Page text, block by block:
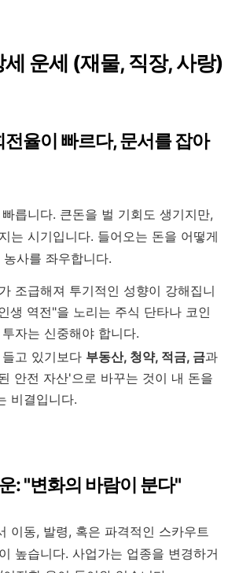
운세 (재물, 직장, 사랑)
전율이 빠르다, 문서를 잡아
릅니다. 큰돈을 벌 기회도 생기지만,
는 시기입니다. 들어오는 돈을 어떻게
사를 좌우합니다.
조급해져 투기적인 성향이 강해집니
생 역전"을 노리는 주식 단타나 코인
자는 신중해야 합니다.
고 있기보다 부동산, 청약, 적금, 금과
안전 자산'으로 바꾸는 것이 내 돈을
비결입니다.
: "변화의 바람이 분다"
이동, 발령, 혹은 파격적인 스카우트
높습니다. 사업가는 업종을 변경하거